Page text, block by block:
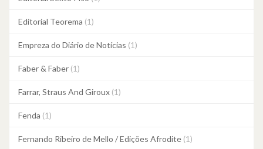
Editorial Teorema (1)
Empreza do Diário de Notícias (1)
Faber & Faber (1)
Farrar, Straus And Giroux (1)
Fenda (1)
Fernando Ribeiro de Mello / Edições Afrodite (1)